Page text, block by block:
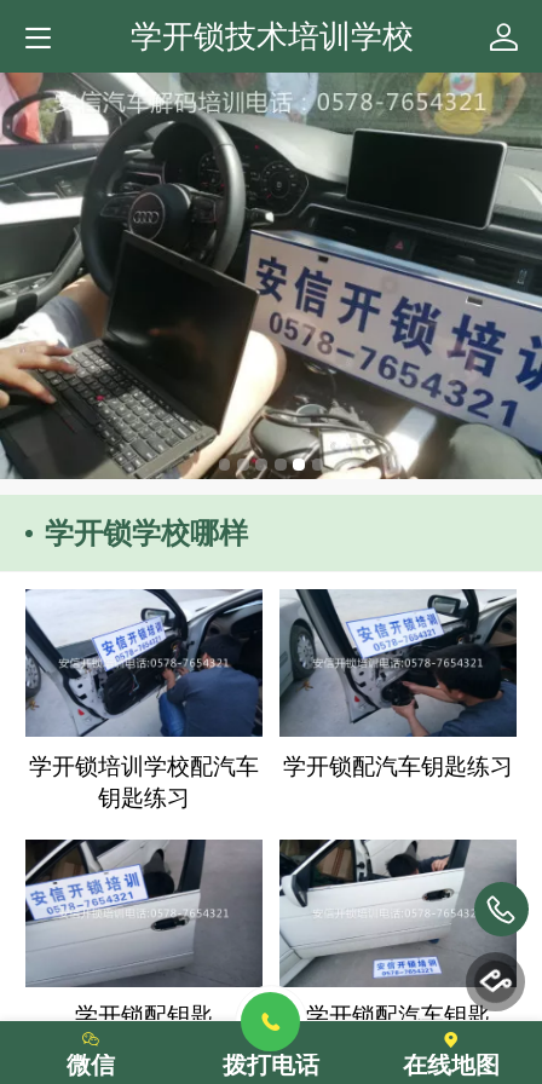
学开锁技术培训学校
学开锁学校哪样
学开锁培训学校配汽车
钥匙练习
学开锁配汽车钥匙练习
学开锁配钥匙 学开锁配汽车钥匙
微信 拨打电话 在线地图